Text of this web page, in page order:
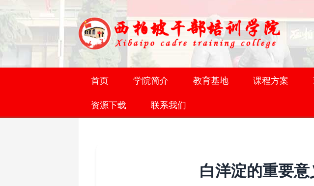
首页 学院简介 教育基地 课程方案
资源下载
联系我们
白洋淀的重要意